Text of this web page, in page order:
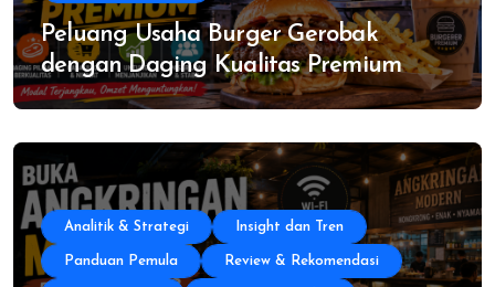
Peluang Usaha Burger Gerobak
dengan Daging Kualitas Premium
Analitik & Strategi Insight dan Tren
Panduan Pemula Review & Rekomendasi